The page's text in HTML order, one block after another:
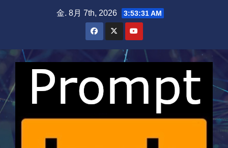
金. 8月 7th, 2026 3:53:31 AM